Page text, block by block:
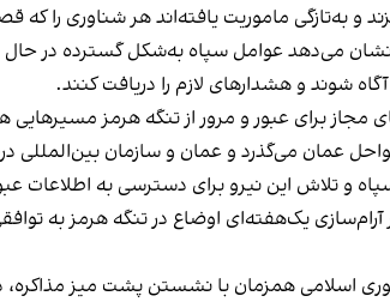
و به‌تازگی ماموریت یافته‌اند هر شناوری را
می‌دهد عوامل سپاه به‌شکل گسترده در حال
شوند و هشدارهای لازم را دریافت کنند.
مجاز برای عبور و مرور از تنگه هرمز
عمان می‌گذرد و عمان و سازمان بین‌المللی
و تلاش این نیرو برای دسترسی به اطلاعات
یکشنبه ۷ تیر بر سر آرام‌سازی یک‌هفته‌ای اوضاع در
اسلامی همزمان با نشستن پشت میز مذاکره،